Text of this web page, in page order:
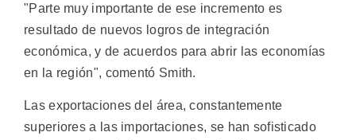
"Parte muy importante de ese incremento es
resultado de nuevos logros de integración
económica, y de acuerdos para abrir las economías
en la región", comentó Smith.
Las exportaciones del área, constantemente
superiores a las importaciones, se han sofisticado